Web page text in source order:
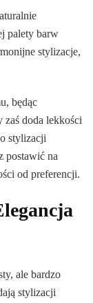
palety barw
stylizacje,
będąc
zaś doda lekkości
stylizacji
postawić na
od preferencji.
ale bardzo
stylizacji